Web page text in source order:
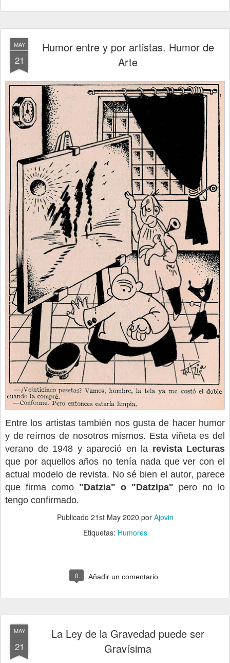
MAY
21
Humor entre y por artistas. Humor de
Arte
Entre los artistas también nos gusta de hacer humor
y de reírnos de nosotros mismos. Esta viñeta es del
verano de 1948 y apareció en la revista Lecturas
que por aquellos años no tenía nada que ver con el
actual modelo de revista. No sé bien el autor, parece
que firma como "Datzia" o "Datzipa" pero no lo
tengo confirmado.
Publicado 21st May 2020 por Ajovin
Etiquetas: Humores
0 Añadir un comentario
MAY
21
La Ley de la Gravedad puede ser
Gravísima